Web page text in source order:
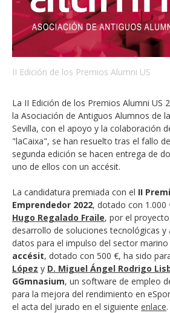
II Edición de los Premios Alumni US
La II Edición de los Premios Alumni US
la Asociación de Antiguos Alumnos de
Sevilla, con el apoyo y la colaboración
"laCaixa", se han resuelto tras el fallo
segunda edición se hacen entrega de
uno de ellos con un accésit.
La candidatura premiada con el II
Emprendedor 2022, dotado con 1.000
Hugo Regalado Fraile, por el proyecto
desarrollo de soluciones tecnológicas y
datos para el impulso del sector
accésit, dotado con 500 €, ha sido
López y D. Miguel Ángel Rodrigo
GGmnasium, un software de empleo
para la mejora del rendimiento en
el acta del jurado en el siguiente enlace.